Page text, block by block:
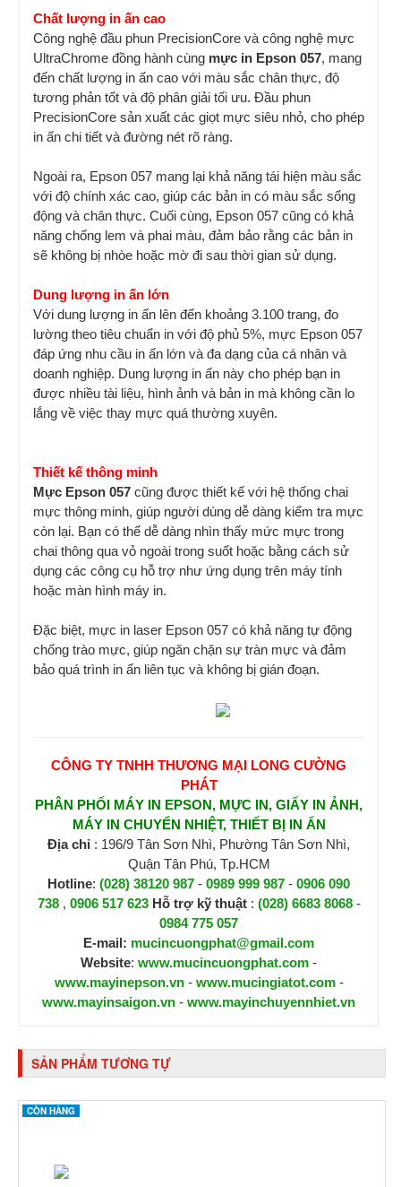
Chất lượng in ấn cao
Công nghệ đầu phun PrecisionCore và công nghệ mực
UltraChrome đồng hành cùng mực in Epson 057, mang
đến chất lượng in ấn cao với màu sắc chân thực, độ
tương phản tốt và độ phân giải tối ưu. Đầu phun
PrecisionCore sản xuất các giọt mực siêu nhỏ, cho phép
in ấn chi tiết và đường nét rõ ràng.
Ngoài ra, Epson 057 mang lại khả năng tái hiện màu sắc
với độ chính xác cao, giúp các bản in có màu sắc sống
động và chân thực. Cuối cùng, Epson 057 cũng có khả
năng chống lem và phai màu, đảm bảo rằng các bản in
sẽ không bị nhòe hoặc mờ đi sau thời gian sử dụng.
Dung lượng in ấn lớn
Với dung lượng in ấn lên đến khoảng 3.100 trang, đo
lường theo tiêu chuẩn in với độ phủ 5%, mực Epson 057
đáp ứng nhu cầu in ấn lớn và đa dạng của cá nhân và
doanh nghiệp. Dung lượng in ấn này cho phép bạn in
được nhiều tài liệu, hình ảnh và bản in mà không cần lo
lắng về việc thay mực quá thường xuyên.
Thiết kế thông minh
Mực Epson 057 cũng được thiết kế với hệ thống chai
mực thông minh, giúp người dùng dễ dàng kiểm tra mực
còn lại. Bạn có thể dễ dàng nhìn thấy mức mực trong
chai thông qua vỏ ngoài trong suốt hoặc bằng cách sử
dụng các công cụ hỗ trợ như ứng dụng trên máy tính
hoặc màn hình máy in.
Đặc biệt, mực in laser Epson 057 có khả năng tự động
chống trào mực, giúp ngăn chặn sự tràn mực và đảm
bảo quá trình in ấn liên tục và không bị gián đoạn.
CÔNG TY TNHH THƯƠNG MẠI LONG CƯỜNG
PHÁT
PHÂN PHỐI MÁY IN EPSON, MỰC IN, GIẤY IN ẢNH,
MÁY IN CHUYỂN NHIỆT, THIẾT BỊ IN ẤN
Địa chỉ : 196/9 Tân Sơn Nhì, Phường Tân Sơn Nhì,
Quận Tân Phú, Tp.HCM
Hotline: (028) 38120 987 - 0989 999 987 - 0906 090
738, 0906 517 623 Hỗ trợ kỹ thuật : (028) 6683 8068-
0984 775 057
E-mail: mucincuongphat@gmail.com
Website: www.mucincuongphat.com -
www.mayinepson.vn- www.mucingiatot.com-
www.mayinsaigon.vn - www.mayinchuyennhiet.vn
SẢN PHẨM TƯƠNG TỰ
CÒN HÀNG